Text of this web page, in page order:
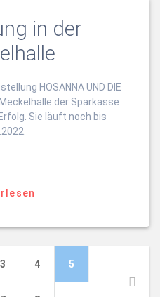
in der
HOSANNA UND DIE
Meckelhalle der Sparkasse
Sie läuft noch bis
Seite
3 Seite
4 Seite
5